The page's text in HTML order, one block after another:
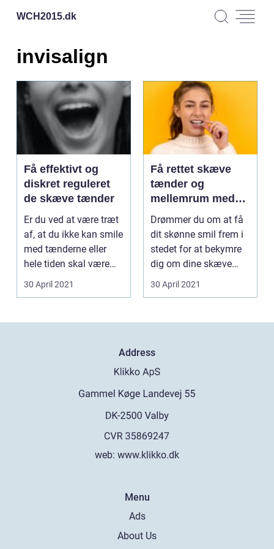
WCH2015.dk
invisalign
Få effektivt og
diskret reguleret
de skæve tænder
Er du ved at være træt
af, at du ikke kan smile
med tænderne eller
hele tiden skal være
opmærksom på...
30 April 2021
Få rettet skæve
tænder og
mellemrum med
invisalign
Drømmer du om at få
dit skønne smil frem i
stedet for at bekymre
dig om dine skæve
tænder eller det ...
30 April 2021
Address
web: www.klikko.dk
Menu
Ads
About Us